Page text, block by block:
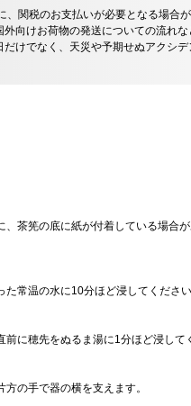
関税のお支払いが必要となる場合
向けお荷物の発送についての流れな
けでなく、天災や予期せぬアクシ
茶筅の底に紙が付着している場合
常温の水に10分ほど浸してください
に穂先をぬるま湯に1分ほど浸して
の手で器の横を支えます。